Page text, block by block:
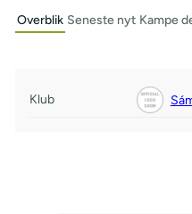
Overblik Seneste nyt Kampe
Klub